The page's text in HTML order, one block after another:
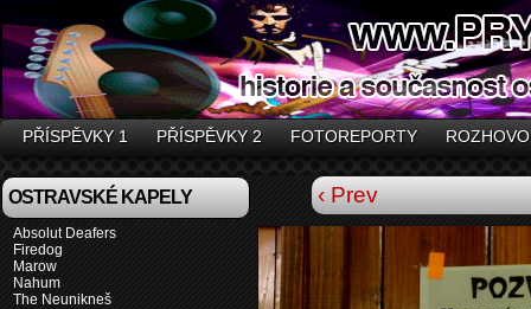
PŘÍSPĚVKY 1 PŘÍSPĚVKY 2 FOTOREPORTY
OSTRAVSKÉ KAPELY
Absolut Deafers
Firedog
Marow
Nahum
The Neunikneš
‹ Prev